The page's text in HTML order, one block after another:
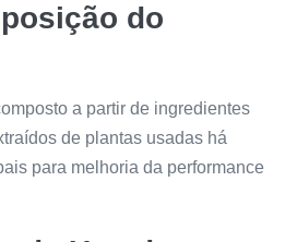
do
a partir de ingredientes
de plantas usadas há
para melhoria da performance